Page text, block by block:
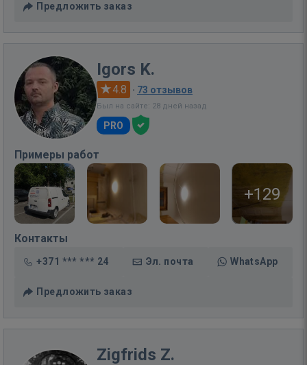
Предложить заказ
Igors K.
4.8 · 73 отзывов
Был на сайте: 28 дней назад
PRO
Примеры работ
+129
Контакты
+371 *** *** 24 Эл. почта WhatsApp
Предложить заказ
Zigfrids Z.